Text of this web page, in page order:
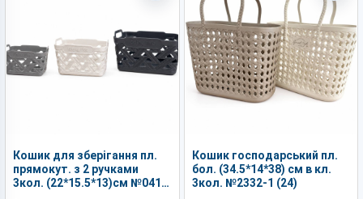
Кошик для зберігання пл.
прямокут. з 2 ручками
3кол. (22*15.5*13)см №041
Кошик господарський пл.
бол. (34.5*14*38) см в кл.
3кол. №2332-1 (24)